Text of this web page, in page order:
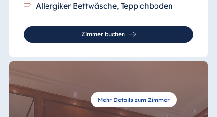
Allergiker Bettwäsche, Teppichboden
Zimmer buchen
Mehr Details zum Zimmer